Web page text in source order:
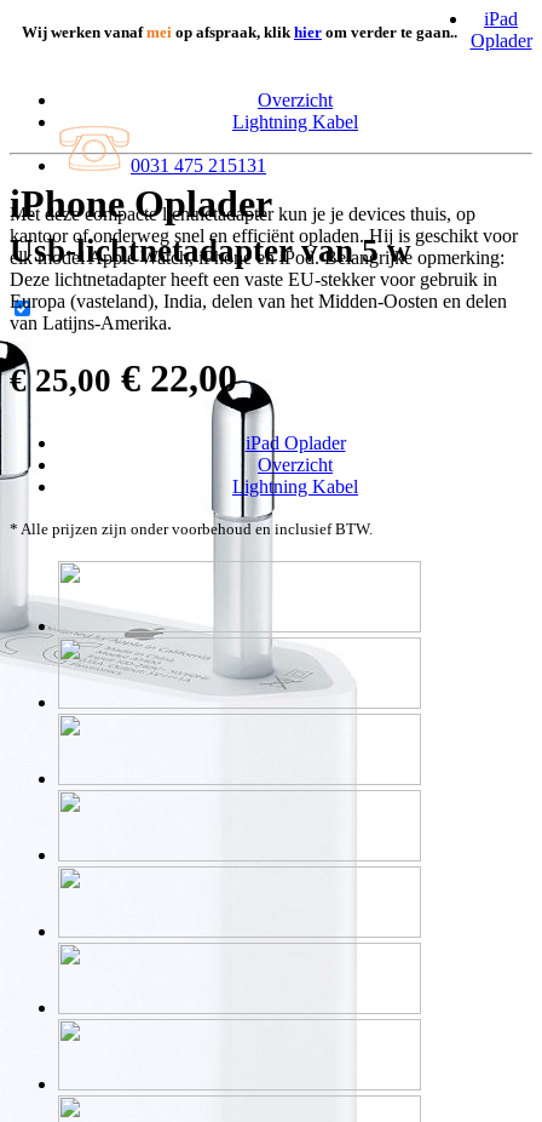
0031 475 215131
Wij werken vanafmei op afspraak, klik hier om verder te gaan..
iPad
Oplader
Overzicht
Lightning Kabel
iPhone Oplader
Usb-lichtnetadapter van 5 w
Met deze compacte lichtnetadapter kun je je devices thuis, op
kantoor of onderweg snel en efficiënt opladen. Hij is geschikt voor
elk model Apple Watch, iPhone en iPod. Belangrijke opmerking:
Deze lichtnetadapter heeft een vaste EU-stekker voor gebruik in
Europa (vasteland), India, delen van het Midden-Oosten en delen
van Latijns-Amerika.
€ 25,00 € 22,00
iPad Oplader
Overzicht
Lightning Kabel
* Alle prijzen zijn onder voorbehoud en inclusief BTW.